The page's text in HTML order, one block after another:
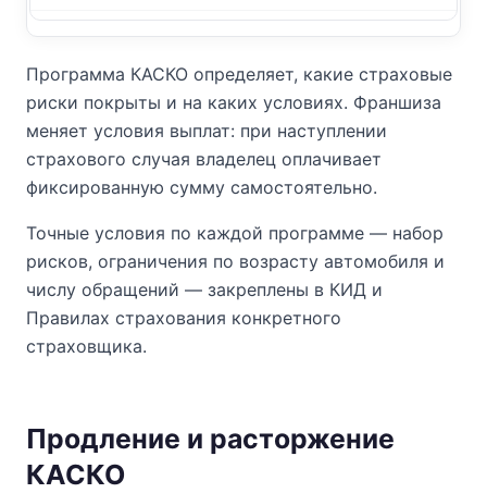
Программа КАСКО определяет, какие страховые
риски покрыты и на каких условиях. Франшиза
меняет условия выплат: при наступлении
страхового случая владелец оплачивает
фиксированную сумму самостоятельно.
Точные условия по каждой программе — набор
рисков, ограничения по возрасту автомобиля и
числу обращений — закреплены в КИД и
Правилах страхования конкретного
страховщика.
Продление и расторжение
КАСКО